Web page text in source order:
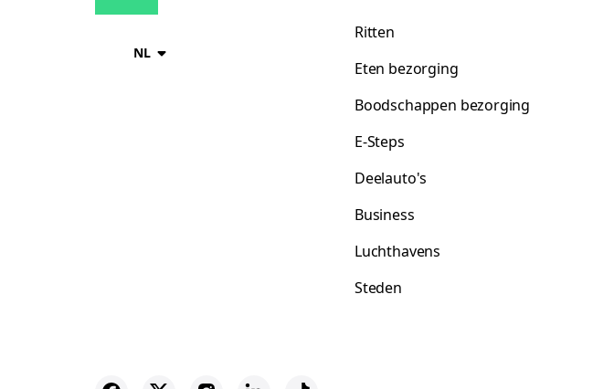
NL
Ritten
Eten bezorging
Boodschappen bezorging
E-Steps
Deelauto's
Business
Luchthavens
Steden